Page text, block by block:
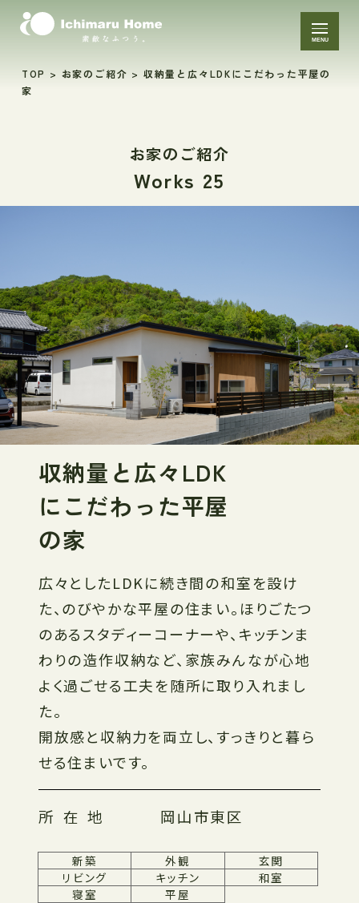
MENU
TOP > お家のご紹介 > 収納量と広々LDKにこだわった平屋の
家
お家のご紹介
Works 25
収納量と広々LDK
にこだわった平屋
の家
広々としたLDKに続き間の和室を設け
た、のびやかな平屋の住まい。ほりごたつ
のあるスタディーコーナーや、キッチンま
わりの造作収納など、家族みんなが心地
よく過ごせる工夫を随所に取り入れまし
た。
開放感と収納力を両立し、すっきりと暮ら
せる住まいです。
所在地 岡山市東区
新築 外観
玄関
リビング
キッチン
和室
寝室
平屋